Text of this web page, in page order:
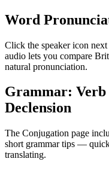
Word
Click the speaker icon
audio lets you compare
natural pronunciation.
Grammar:
Declension
The Conjugation page
short grammar tips —
translating.